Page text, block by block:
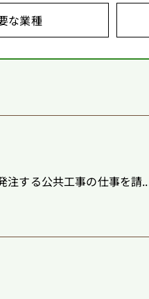
な業種
注する公共工事の仕事を請